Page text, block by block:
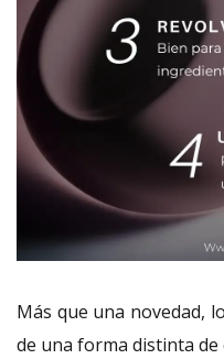
Más que una novedad,
de una forma distinta